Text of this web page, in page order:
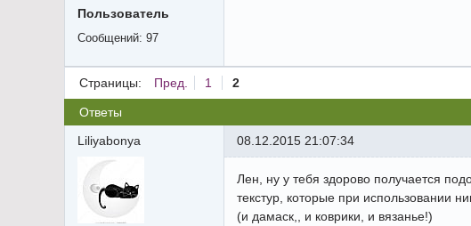
Пользователь
Сообщений: 97
Страницы: Пред. 1 2
Ответы
Liliyabonya
08.12.2015 21:07:34
Лен, ну у тебя здорово получается
текстур, которые при использовании
(и дамаск,, и коврики, и вязанье!)